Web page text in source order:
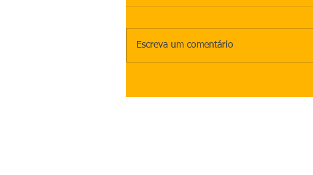
Escreva um comentário